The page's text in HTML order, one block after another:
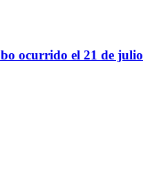
ocurrido el 21 de julio